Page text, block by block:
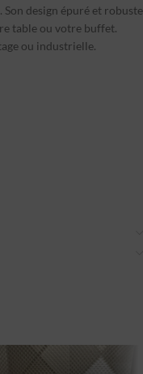
design épuré et robuste
table ou votre buffet.
ou industrielle.